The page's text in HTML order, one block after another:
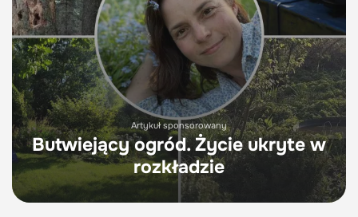
Artykuł sponsorowany
Butwiejący ogród. Życie ukryte w
rozkładzie